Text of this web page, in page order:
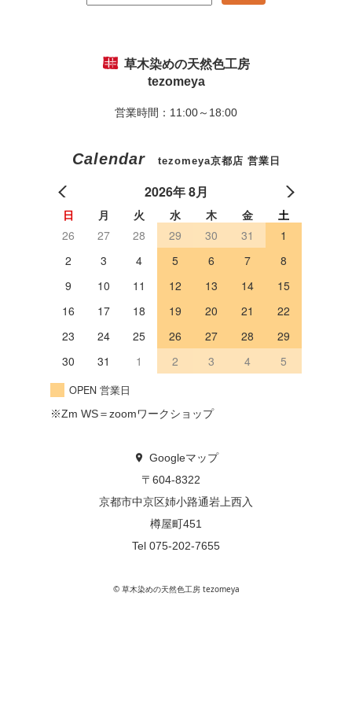
草木染めの天然色工房
tezomeya
営業時間：11:00～18:00
Calendar tezomeya京都店 営業日
2026年 8月
日 月 火 水 木 金
土
26
27 28 29 30 31
1
2
3 4 5 6 7
8
9
10 11 12 13 14
15
16
17 18 19 20 21
22
23
24 25 26 27 28
29
30
31 1 2 3 4 5
OPEN 営業日
※Zm WS＝zoomワークショップ
Googleマップ
〒604-8322
京都市中京区姉小路通岩上西入
樽屋町451
Tel 075-202-7655
© 草木染めの天然色工房 tezomeya